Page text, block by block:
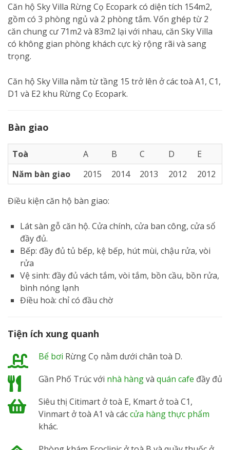
Căn hộ Sky Villa Rừng Cọ Ecopark có diện tích 154m2,
gồm có 3 phòng ngủ và 2 phòng tắm. Vốn ghép từ 2
căn chung cư 71m2 và 83m2 lại với nhau, căn Sky Villa
có không gian phòng khách cực kỳ rộng rãi và sang
trọng.
Căn hộ Sky Villa nằm từ tầng 15 trở lên ở các toà A1, C1,
D1 và E2 khu Rừng Cọ Ecopark.
Bàn giao
Toà A B C D
E
Năm bàn giao
2015 2014 2013 2012 2012
Điều kiện căn hộ bàn giao:
Lát sàn gỗ căn hộ. Cửa chính, cửa ban công, cửa sổ
đầy đủ.
Bếp: đầy đủ tủ bếp, kệ bếp, hút mùi, chậu rửa, vòi
rửa
Vệ sinh: đầy đủ vách tắm, vòi tắm, bồn cầu, bồn rửa,
bình nóng lạnh
Điều hoà: chỉ có đầu chờ
Tiện ích xung quanh
Bể bơi Rừng Cọ nằm dưới chân toà D.
Gần Phố Trúc với nhà hàngvà quán cafe đầy đủ
Siêu thị Citimart ở toà E, Kmart ở toà C1,
Vinmart ở toà A1 và cáccửa hàng thực phẩm
khác.